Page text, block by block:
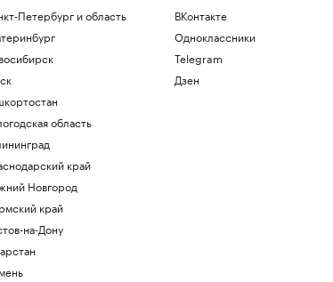
Петербург и область
область
край
Новгород
край
на-Дону
ВКонтакте
Одноклассники
Telegram
Дзен